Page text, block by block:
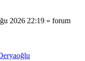
2026 22:19 » forum